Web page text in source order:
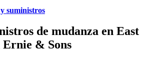
suministros
de mudanza en East
Ernie & Sons